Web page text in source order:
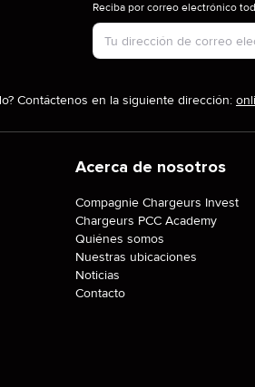
Tipo de cuenta
Reciba por correo electrónico
Contáctenos en la siguiente dirección:
Acerca de nosotros
Compagnie Chargeurs Invest
Chargeurs PCC Academy
Quiénes somos
Nuestras ubicaciones
Noticias
Contacto